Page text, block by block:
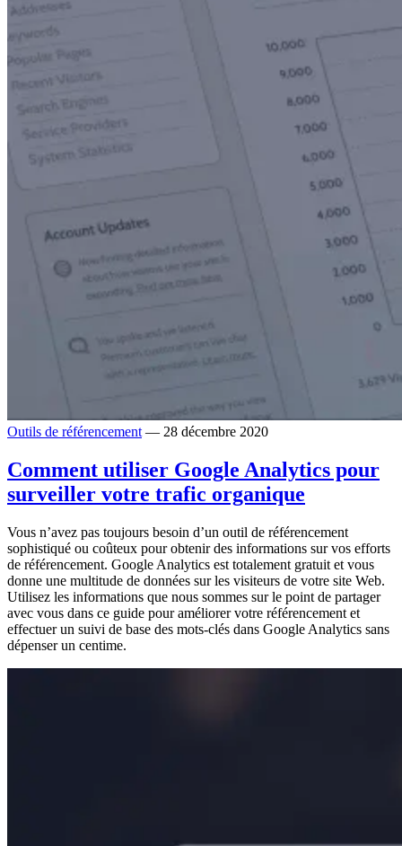
Outils de référencement — 28 décembre 2020
Comment utiliser Google Analytics pour
surveiller votre trafic organique
Vous n’avez pas toujours besoin d’un outil de référencement
sophistiqué ou coûteux pour obtenir des informations sur vos efforts
de référencement. Google Analytics est totalement gratuit et vous
donne une multitude de données sur les visiteurs de votre site Web.
Utilisez les informations que nous sommes sur le point de partager
avec vous dans ce guide pour améliorer votre référencement et
effectuer un suivi de base des mots-clés dans Google Analytics sans
dépenser un centime.